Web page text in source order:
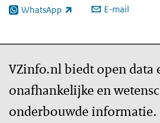
WhatsApp
(externe link) E-mail
VZinfo.nl biedt open data
onafhankelijke en
onderbouwde